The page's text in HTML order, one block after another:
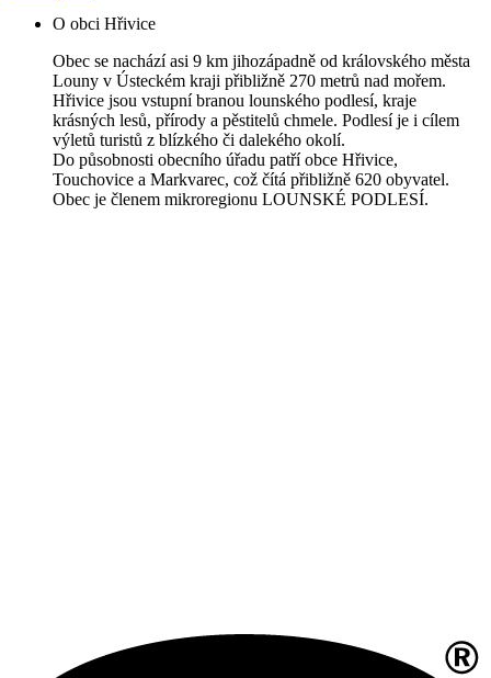
O obci Hřivice
Obec se nachází asi 9 km jihozápadně od královského města
Louny v Ústeckém kraji přibližně 270 metrů nad mořem.
Hřivice jsou vstupní branou lounského podlesí, kraje
krásných lesů, přírody a pěstitelů chmele. Podlesí je i cílem
výletů turistů z blízkého či dalekého okolí.
Do působnosti obecního úřadu patří obce Hřivice,
Touchovice a Markvarec, což čítá přibližně 620 obyvatel.
Obec je členem mikroregionu LOUNSKÉ PODLESÍ.